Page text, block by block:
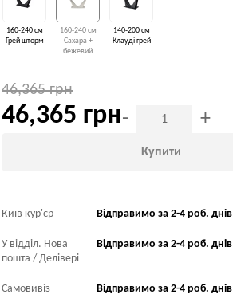
160-240 см
Грей шторм
160-240 см
Сахара +
бежевий
140-200 см
Клауді грей
46,365 грн
46,365 грн- +
Купити
Київ кур'єр Відправимо за 2-4 роб. днів
У відділ. Нова
пошта / Делівері
Відправимо за 2-4 роб. днів
Самовивіз Відправимо за 2-4 роб. днів